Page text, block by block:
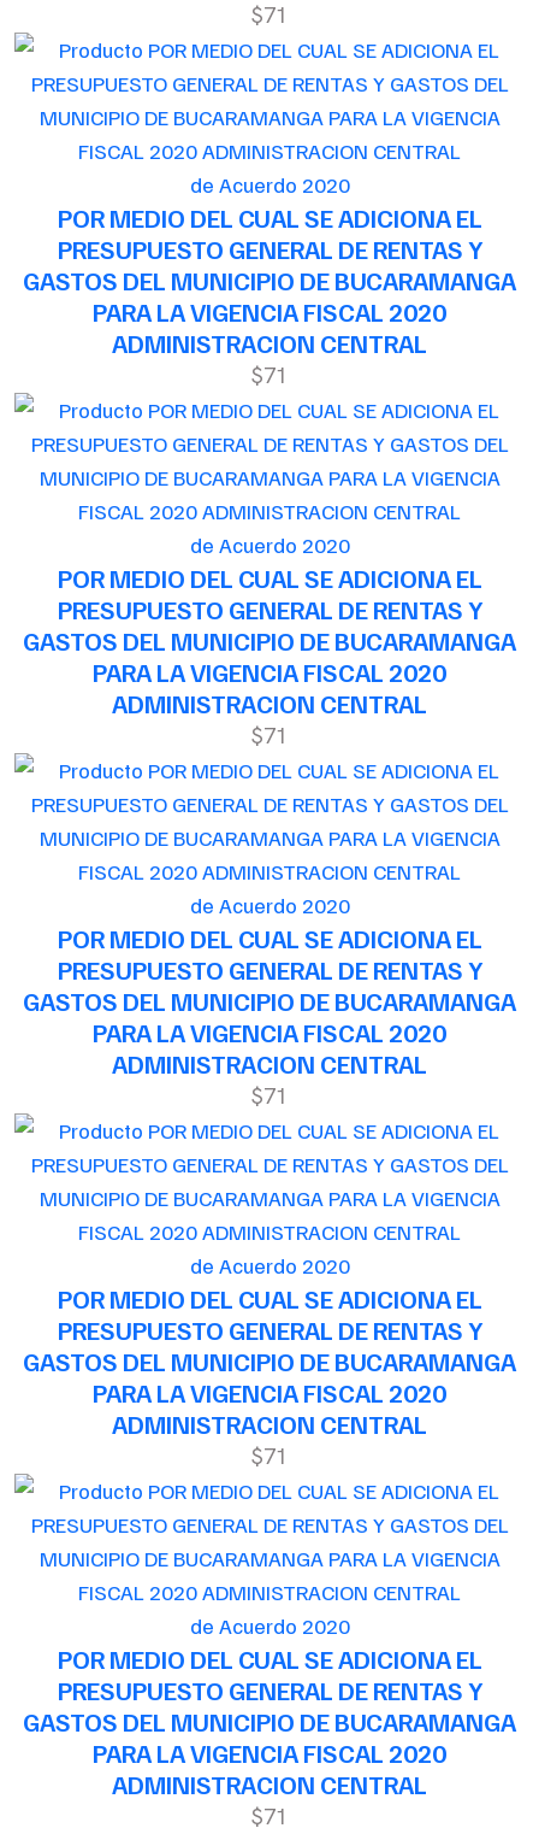
$71
de Acuerdo 2020
POR MEDIO DEL CUAL SE ADICIONA EL
PRESUPUESTO GENERAL DE RENTAS Y
GASTOS DEL MUNICIPIO DE BUCARAMANGA
PARA LA VIGENCIA FISCAL 2020
ADMINISTRACION CENTRAL
$71
de Acuerdo 2020
POR MEDIO DEL CUAL SE ADICIONA EL
PRESUPUESTO GENERAL DE RENTAS Y
GASTOS DEL MUNICIPIO DE BUCARAMANGA
PARA LA VIGENCIA FISCAL 2020
ADMINISTRACION CENTRAL
$71
de Acuerdo 2020
POR MEDIO DEL CUAL SE ADICIONA EL
PRESUPUESTO GENERAL DE RENTAS Y
GASTOS DEL MUNICIPIO DE BUCARAMANGA
PARA LA VIGENCIA FISCAL 2020
ADMINISTRACION CENTRAL
$71
de Acuerdo 2020
POR MEDIO DEL CUAL SE ADICIONA EL
PRESUPUESTO GENERAL DE RENTAS Y
GASTOS DEL MUNICIPIO DE BUCARAMANGA
PARA LA VIGENCIA FISCAL 2020
ADMINISTRACION CENTRAL
$71
de Acuerdo 2020
POR MEDIO DEL CUAL SE ADICIONA EL
PRESUPUESTO GENERAL DE RENTAS Y
GASTOS DEL MUNICIPIO DE BUCARAMANGA
PARA LA VIGENCIA FISCAL 2020
ADMINISTRACION CENTRAL
$71